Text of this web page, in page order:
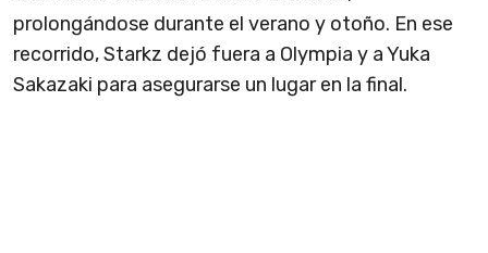
prolongándose durante el verano y otoño. En ese
recorrido, Starkz dejó fuera a Olympia y a Yuka
Sakazaki para asegurarse un lugar en la final.